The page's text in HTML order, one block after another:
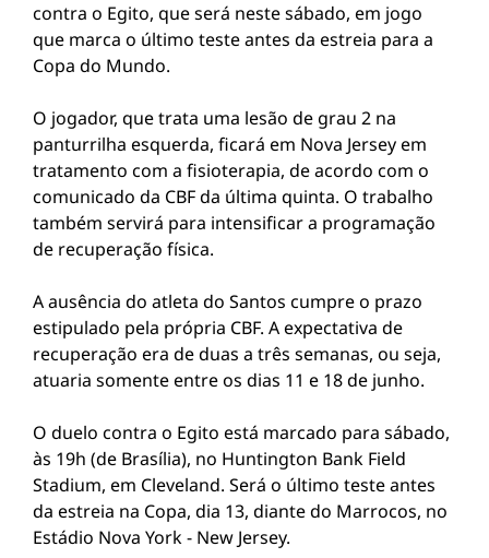
contra o Egito, que será neste sábado, em jogo
que marca o último teste antes da estreia para a
Copa do Mundo.
O jogador, que trata uma lesão de grau 2 na
panturrilha esquerda, ficará em Nova Jersey em
tratamento com a fisioterapia, de acordo com o
comunicado da CBF da última quinta. O trabalho
também servirá para intensificar a programação
de recuperação física.
A ausência do atleta do Santos cumpre o prazo
estipulado pela própria CBF. A expectativa de
recuperação era de duas a três semanas, ou seja,
atuaria somente entre os dias 11 e 18 de junho.
O duelo contra o Egito está marcado para sábado,
às 19h (de Brasília), no Huntington Bank Field
Stadium, em Cleveland. Será o último teste antes
da estreia na Copa, dia 13, diante do Marrocos, no
Estádio Nova York - New Jersey.